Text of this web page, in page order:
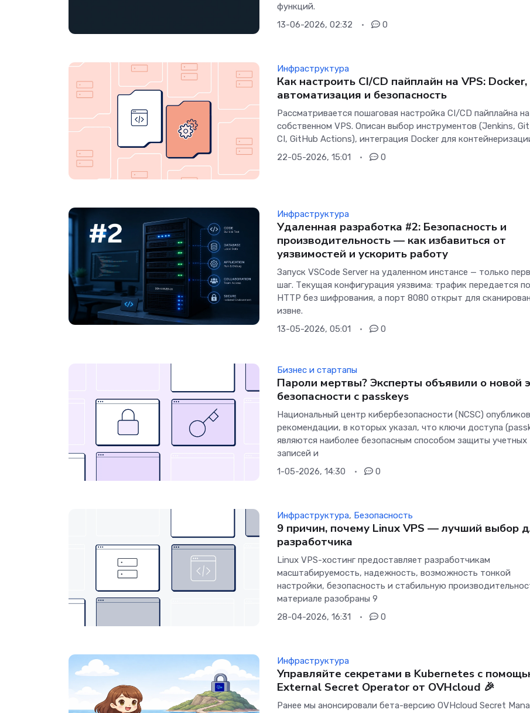
функций.
13-06-2026, 02:32
0
Инфраструктура
Как настроить CI/CD пайплайн на VPS: Docker,
автоматизация и безопасность
Рассматривается пошаговая настройка CI/CD пайплайна на
собственном VPS. Описан выбор инструментов (Jenkins,
CI, GitHub Actions), интеграция Docker для
22-05-2026, 15:01
0
Инфраструктура
Удаленная разработка #2: Безопасность и
производительность — как избавиться от
уязвимостей и ускорить работу
Запуск VSCode Server на удаленном инстансе — только
шаг. Текущая конфигурация уязвима: трафик передается по
HTTP без шифрования, а порт 8080 открыт для
извне.
13-05-2026, 05:01
0
Бизнес и стартапы
Пароли мертвы? Эксперты объявили о новой
безопасности с passkeys
Национальный центр кибербезопасности (NCSC)
рекомендации, в которых указал, что ключи доступа
являются наиболее безопасным способом защиты учетных
записей и
1-05-2026, 14:30
0
Инфраструктура, Безопасность
9 причин, почему Linux VPS — лучший выбор
разработчика
Linux VPS-хостинг предоставляет разработчикам
масштабируемость, надежность, возможность тонкой
настройки, безопасность и стабильную
материале разобраны 9
28-04-2026, 16:31
0
Инфраструктура
Управляйте секретами в Kubernetes с
External Secret Operator от OVHcloud 🎉
Ранее мы анонсировали бета-версию OVHcloud Secret